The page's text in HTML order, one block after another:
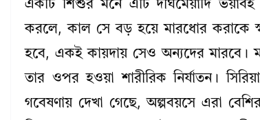
একটি শিশুর মনে এটি দীর্ঘমেয়াদি
করলে, কাল সে বড় হয়ে মারধোর করাকে
হবে, একই কায়দায় সেও অন্যদের মারবে।
তার ওপর হওয়া শারীরিক নির্যাতন।
গবেষণায় দেখা গেছে, অল্পবয়সে এরা